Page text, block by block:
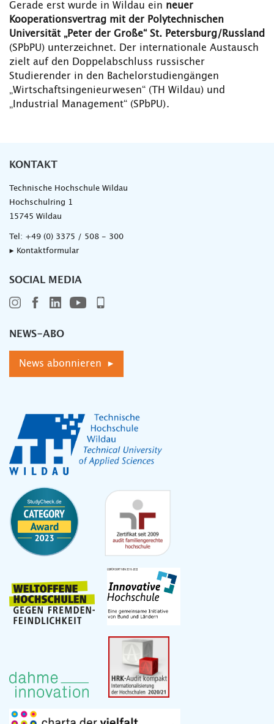
Gerade erst wurde in Wildau ein neuer
Kooperationsvertrag mit der Polytechnischen
Universität „Peter der Große“ St. Petersburg/Russland
(SPbPU) unterzeichnet. Der internationale Austausch
zielt auf den Doppelabschluss russischer
Studierender in den Bachelorstudiengängen
„Wirtschaftsingenieurwesen“ (TH Wildau) und
„Industrial Management“ (SPbPU).
KONTAKT
Technische Hochschule Wildau
Hochschulring 1
15745 Wildau
Tel: +49 (0) 3375 / 508 - 300
▸ Kontaktformular
SOCIAL MEDIA
NEWS-ABO
News abonnieren ▸